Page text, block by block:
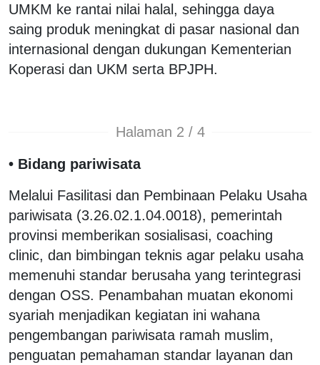
UMKM ke rantai nilai halal, sehingga daya
saing produk meningkat di pasar nasional dan
internasional dengan dukungan Kementerian
Koperasi dan UKM serta BPJPH.
Halaman 2 / 4
• Bidang pariwisata
Melalui Fasilitasi dan Pembinaan Pelaku Usaha
pariwisata (3.26.02.1.04.0018), pemerintah
provinsi memberikan sosialisasi, coaching
clinic, dan bimbingan teknis agar pelaku usaha
memenuhi standar berusaha yang terintegrasi
dengan OSS. Penambahan muatan ekonomi
syariah menjadikan kegiatan ini wahana
pengembangan pariwisata ramah muslim,
penguatan pemahaman standar layanan dan